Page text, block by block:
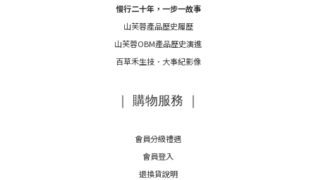
慢行二十年，一步一故事
山芙蓉產品歷史履歷
山芙蓉OBM產品歷史演進
百草禾生技．大事紀影像
｜ 購物服務 ｜
會員分級禮遇
會員登入
退換貨說明